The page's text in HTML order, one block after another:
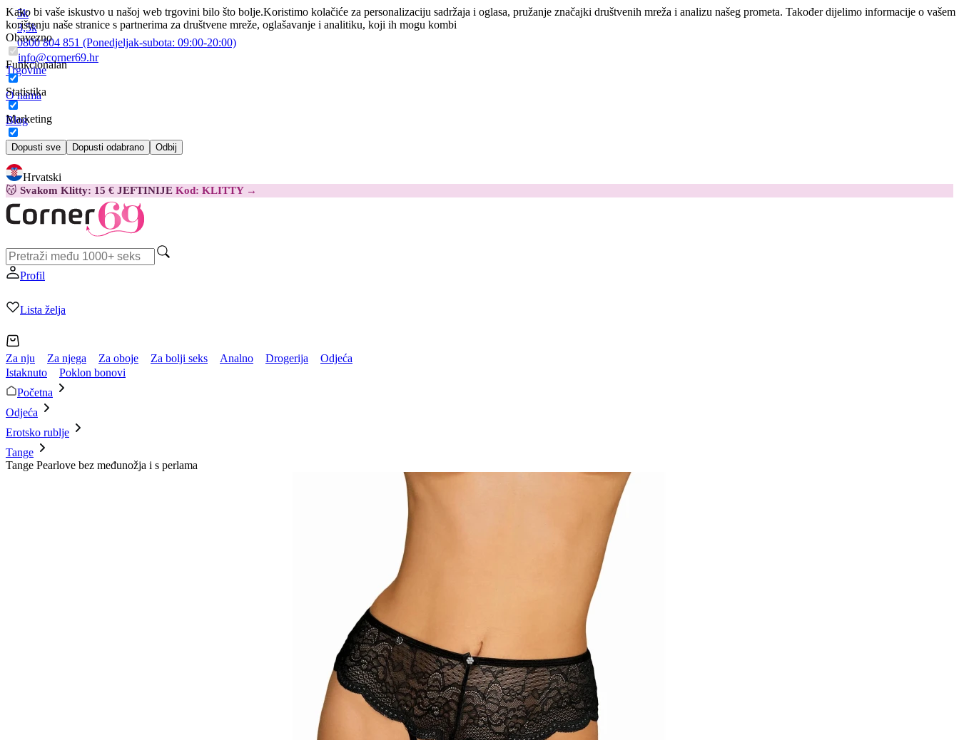
Kako bi vaše iskustvo u našoj web trgovini bilo što bolje.Koristimo kolačiće za personalizaciju sadržaja i oglasa, pružanje značajki društvenih mreža i analizu našeg prometa. Također dijelimo informacije o vašem
korištenju naše stranice s partnerima za društvene mreže, oglašavanje i analitiku, koji ih mogu kombi
Obavezno
Funkcionalan
Statistika
Marketing
Dopusti sve Dopusti odabrano Odbij
5k
3,5k
0800 804 851 (Ponedjeljak-subota: 09:00-20:00)
info@corner69.hr
Trgovine
O nama
Blog
Kontakt
Hrvatski
😽 Svakom Klitty: 15 € JEFTINIJE Kod: KLITTY →
Profil
Lista želja
Za nju Za njega Za oboje Za bolji seks Analno Drogerija
Odjeća
Istaknuto
Poklon bonovi
Početna
Odjeća
Erotsko rublje
Tange
Tange Pearlove bez međunožja i s perlama